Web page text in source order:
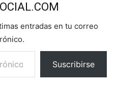
entradas en tu correo
Suscribirse